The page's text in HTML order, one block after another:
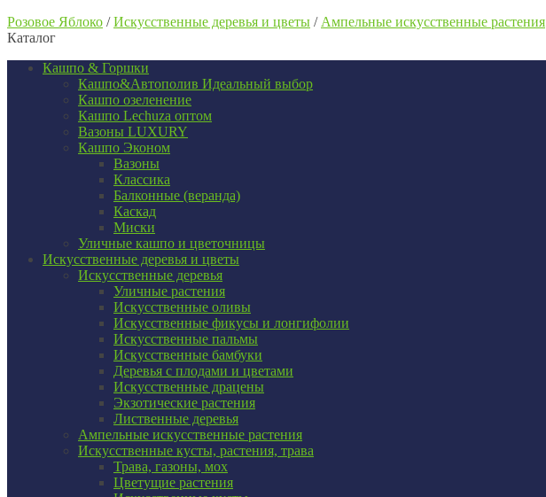
Розовое Яблоко /Искусственные деревья и цветы / Ампельные искусственные растения
Каталог
Кашпо & Горшки
Кашпо&Автополив Идеальный выбор
Кашпо озеленение
Кашпо Lechuza оптом
Вазоны LUXURY
Кашпо Эконом
Вазоны
Классика
Балконные (веранда)
Каскад
Миски
Уличные кашпо и цветочницы
Искусственные деревья и цветы
Искусственные деревья
Уличные растения
Искусственные оливы
Искусственные фикусы и лонгифолии
Искусственные пальмы
Искусственные бамбуки
Деревья с плодами и цветами
Искусственные драцены
Экзотические растения
Лиственные деревья
Ампельные искусственные растения
Искусственные кусты, растения, трава
Трава, газоны, мох
Цветущие растения